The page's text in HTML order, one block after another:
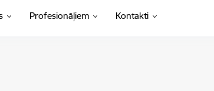
Profesionāļiem Kontakti